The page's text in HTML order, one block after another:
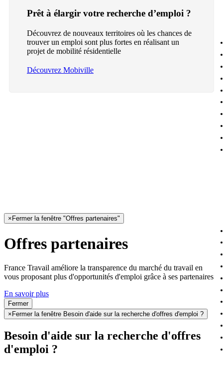
Prêt à élargir votre recherche d’emploi ?
Découvrez de nouveaux territoires où les chances de
trouver un emploi sont plus fortes en réalisant un
projet de mobilité résidentielle
Découvrez Mobiville
× Fermer la fenêtre "Offres partenaires"
Offres partenaires
France Travail améliore la transparence du marché du travail en
vous proposant plus d'opportunités d'emploi grâce à ses partenaires
En savoir plus
Fermer
× Fermer la fenêtre Besoin d'aide sur la recherche d'offres d'emploi ?
Besoin d'aide sur la recherche d'offres
d'emploi ?